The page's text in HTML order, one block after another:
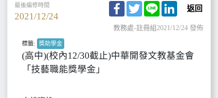
最後編修時間
2021/12/24
Facebook
TwitterLine LinkedIn
返回
教務處-註冊組2021/12/24 發佈
標籤: 獎助學金
(高中)(校內12/30截止)中華開發文教基金會
「技藝職能獎學金」